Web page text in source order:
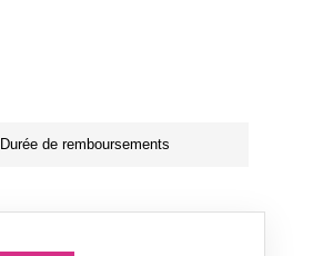
Durée de remboursements